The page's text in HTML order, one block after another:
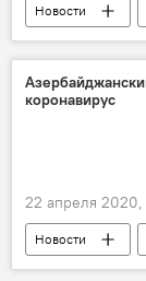
Новости
Азербайджан
коронавирус
22 апреля
Новости
Здоровье